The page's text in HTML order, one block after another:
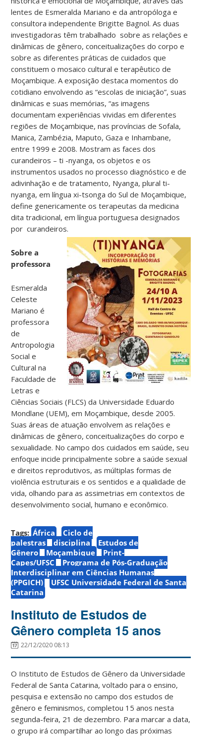
lentes de Esmeralda Mariano e da antropóloga e
consultora independente Brigitte Bagnol. As duas
investigadoras têm trabalhado sobre as relações e
dinâmicas de gênero, conceitualizações do corpo e
sobre as diferentes práticas de cuidados que
constituem o mosaico cultural e terapêutico de
Moçambique. A exposição destaca momentos do
cotidiano envolvendo as “escolas de iniciação”, suas
dinâmicas e suas memórias, “as imagens
documentam experiências vividas em diferentes
regiões de Moçambique, nas províncias de Sofala,
Manica, Zambézia, Maputo, Gaza e Inhambane,
entre 1999 e 2008. Mostram as faces dos
curandeiros – ti -nyanga, os objetos e os
instrumentos usados no processo diagnóstico e de
adivinhação e de tratamento, Nyanga, plural ti-
nyanga, em língua xi-tsonga do Sul de Moçambique,
define genericamente os terapeutas da medicina
dita tradicional, em língua portuguesa designados
por curandeiros.
Sobre a
professora
Esmeralda
Celeste
Mariano é
professora
de
Antropologia
Social e
Cultural na
Faculdade de
Letras e
Ciências Sociais (FLCS) da Universidade Eduardo
Mondlane (UEM), em Moçambique, desde 2005.
Suas áreas de atuação envolvem as relações e
dinâmicas de gênero, conceitualizações do corpo e
sexualidade. No campo dos cuidados em saúde, seu
enfoque incide principalmente sobre a saúde sexual
e direitos reprodutivos, as múltiplas formas de
violência estruturais e os sentidos e a qualidade de
vida, olhando para as assimetrias em contextos de
desenvolvimento social, humano e econômico.
Tags: África
Ciclo de
palestras
disciplina
Estudos de
Gênero
Moçambique
Print-
Capes/UFSC
Programa de Pós-Graduação
Interdisciplinar em Ciências Humanas
(PPGICH)
UFSC Universidade Federal de Santa
Catarina
Instituto de Estudos de
Gênero completa 15 anos
22/12/2020 08:13
O Instituto de Estudos de Gênero da Universidade
Federal de Santa Catarina, voltado para o ensino,
pesquisa e extensão no campo dos estudos de
gênero e feminismos, completou 15 anos nesta
segunda-feira, 21 de dezembro. Para marcar a data,
o grupo irá compartilhar ao longo das próximas